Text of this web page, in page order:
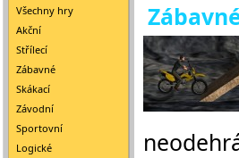
Všechny hry
Akční
Střílecí
Zábavné
Skákací
Závodní
Sportovní
Logické